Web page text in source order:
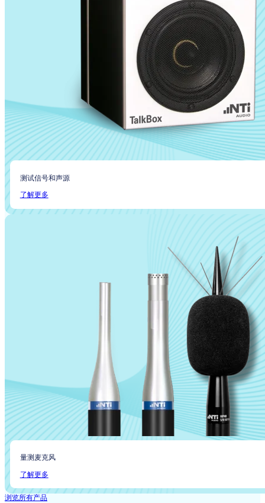
测试信号和声源
了解更多
量测麦克风
了解更多
浏览所有产品